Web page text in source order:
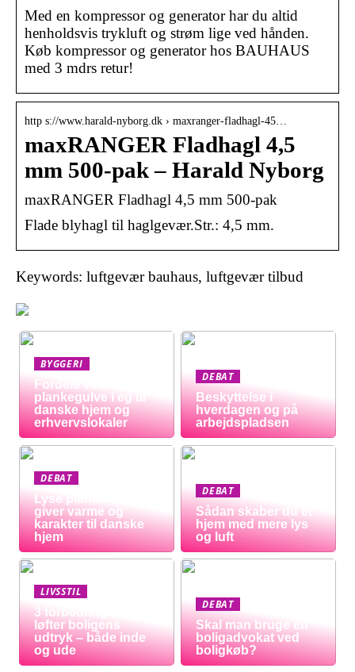
Med en kompressor og generator har du altid
henholdsvis trykluft og strøm lige ved hånden.
Køb kompressor og generator hos BAUHAUS
med 3 mdrs retur!
http s://www.harald-nyborg.dk › maxranger-fladhagl-45…
maxRANGER Fladhagl 4,5
mm 500-pak – Harald Nyborg
maxRANGER Fladhagl 4,5 mm 500-pak
Flade blyhagl til haglgevær.Str.: 4,5 mm.
Keywords: luftgevær bauhaus, luftgevær tilbud
BYGGERI
Fordele ved
plankegulve i eg til
danske hjem og
erhvervslokaler
DEBAT
Beskyttelse i
hverdagen og på
arbejdspladsen
DEBAT
Lyse plankeborde
giver varme og
karakter til danske
hjem
DEBAT
Sådan skaber du et
hjem med mere lys
og luft
LIVSSTIL
3 forbedringer der
løfter boligens
udtryk – både inde
og ude
DEBAT
Skal man bruge en
boligadvokat ved
boligkøb?